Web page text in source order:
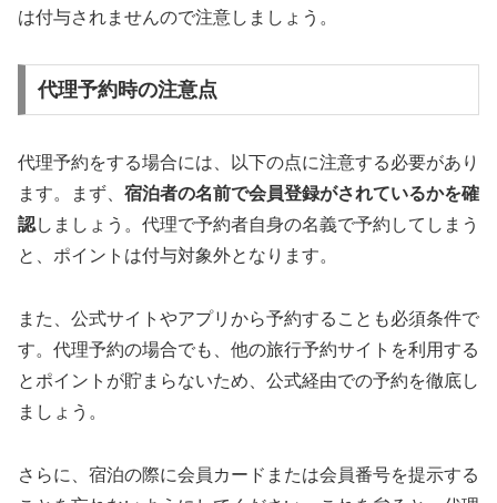
は付与されませんので注意しましょう。
代理予約時の注意点
代理予約をする場合には、以下の点に注意する必要があり
ます。まず、 宿泊者の名前で会員登録がされているかを確
認しましょう。代理で予約者自身の名義で予約してしまう
と、ポイントは付与対象外となります。
また、公式サイトやアプリから予約することも必須条件で
す。代理予約の場合でも、他の旅行予約サイトを利用する
とポイントが貯まらないため、公式経由での予約を徹底し
ましょう。
さらに、宿泊の際に会員カードまたは会員番号を提示する